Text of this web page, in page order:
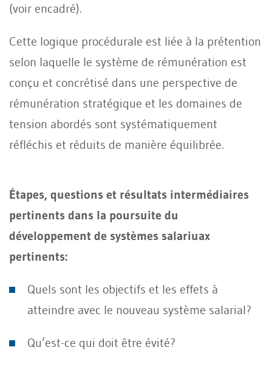
(voir encadré).
Cette logique procédurale est liée à la prétention
selon laquelle le système de rémunération est
conçu et concrétisé dans une perspective de
rémunération stratégique et les domaines de
tension abordés sont systématiquement
réfléchis et réduits de manière équilibrée.
Étapes, questions et résultats intermédiaires
pertinents dans la poursuite du
développement de systèmes salariuax
pertinents:
Quels sont les objectifs et les effets à
atteindre avec le nouveau système salarial?
Qu’est-ce qui doit être évité?